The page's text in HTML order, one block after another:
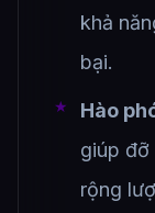
khả
bại.
Hào
giúp đỡ
rộng